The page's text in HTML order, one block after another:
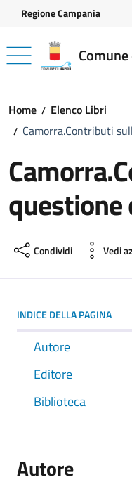
Vai ai contenuti
Vai al footer
Regione Campania
Home
Elenco Libri
Camorra.Contributi
questione
Condividi Vedi
INDICE DELLA PAGINA
Autore
Editore
Biblioteca
Autore